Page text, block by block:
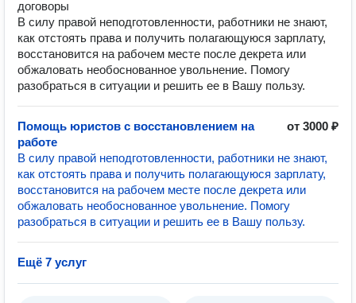
договоры
В силу правой неподготовленности, работники не знают,
как отстоять права и получить полагающуюся зарплату,
восстановится на рабочем месте после декрета или
обжаловать необоснованное увольнение. Помогу
разобраться в ситуации и решить ее в Вашу пользу.
Помощь юристов с восстановлением на
работе
от 3000 ₽
В силу правой неподготовленности, работники не знают,
как отстоять права и получить полагающуюся зарплату,
восстановится на рабочем месте после декрета или
обжаловать необоснованное увольнение. Помогу
разобраться в ситуации и решить ее в Вашу пользу.
Ещё 7 услуг